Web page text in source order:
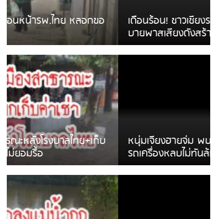
เดือนร้อน! ชาวเชียงรายบ่นรถ Isuzu สีขาวซิ่ง
บายพาสเสียงดังสร้างความรำคาญ
หนุ่มเจียงฮายจ่ม พบถังน้ำดื่มตกกลางถนน
รถเครื่องหลบไม่ทันล้มบาดเจ็บ